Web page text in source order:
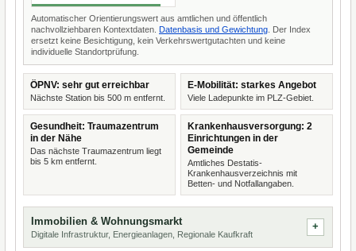
Automatischer Orientierungswert aus amtlichen und öffentlich
nachvollziehbaren Kontextdaten. Datenbasis und Gewichtung . Der Index
ersetzt keine Besichtigung, kein Verkehrswertgutachten und keine
individuelle Standortprüfung.
ÖPNV: sehr gut erreichbar
Nächste Station bis 500 m entfernt.
E-Mobilität: starkes Angebot
Viele Ladepunkte im PLZ-Gebiet.
Gesundheit: Traumazentrum
in der Nähe
Das nächste Traumazentrum liegt
bis 5 km entfernt.
Krankenhausversorgung: 2
Einrichtungen in der
Gemeinde
Amtliches Destatis-
Krankenhausverzeichnis mit
Betten- und Notfallangaben.
Immobilien & Wohnungsmarkt
Digitale Infrastruktur, Energieanlagen, Regionale Kaufkraft